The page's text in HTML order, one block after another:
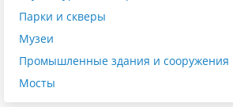
Парки и скверы
Музеи
Промышленные здания и сооружения
Мосты